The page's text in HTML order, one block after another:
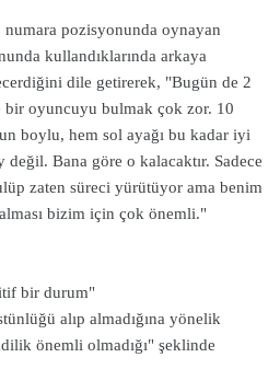
pozisyonunda oynayan
kullandıklarında arkaya
dile getirerek, "Bugün de 2
bir oyuncuyu bulmak çok zor. 10
boylu, hem sol ayağı bu kadar iyi
Bana göre o kalacaktır. Sadece
zaten süreci yürütüyor ama benim
bizim için çok önemli."
bir durum"
alıp almadığına yönelik
önemli olmadığı" şeklinde